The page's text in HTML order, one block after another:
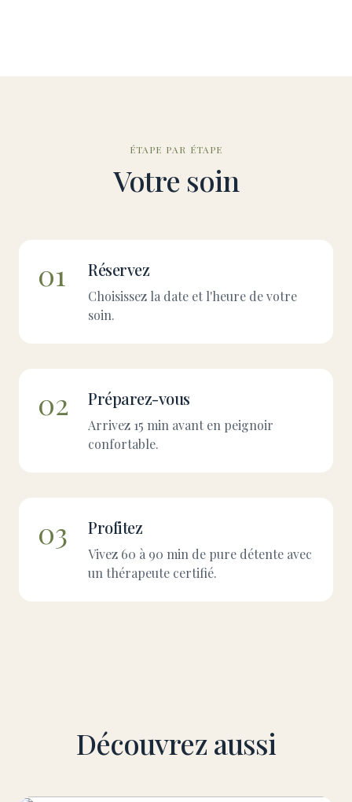
ÉTAPE PAR ÉTAPE
Votre soin
01 Réservez
Choisissez la date et l'heure de votre
soin.
02 Préparez-vous
Arrivez 15 min avant en peignoir
confortable.
03 Profitez
Vivez 60 à 90 min de pure détente avec
un thérapeute certifié.
Découvrez aussi